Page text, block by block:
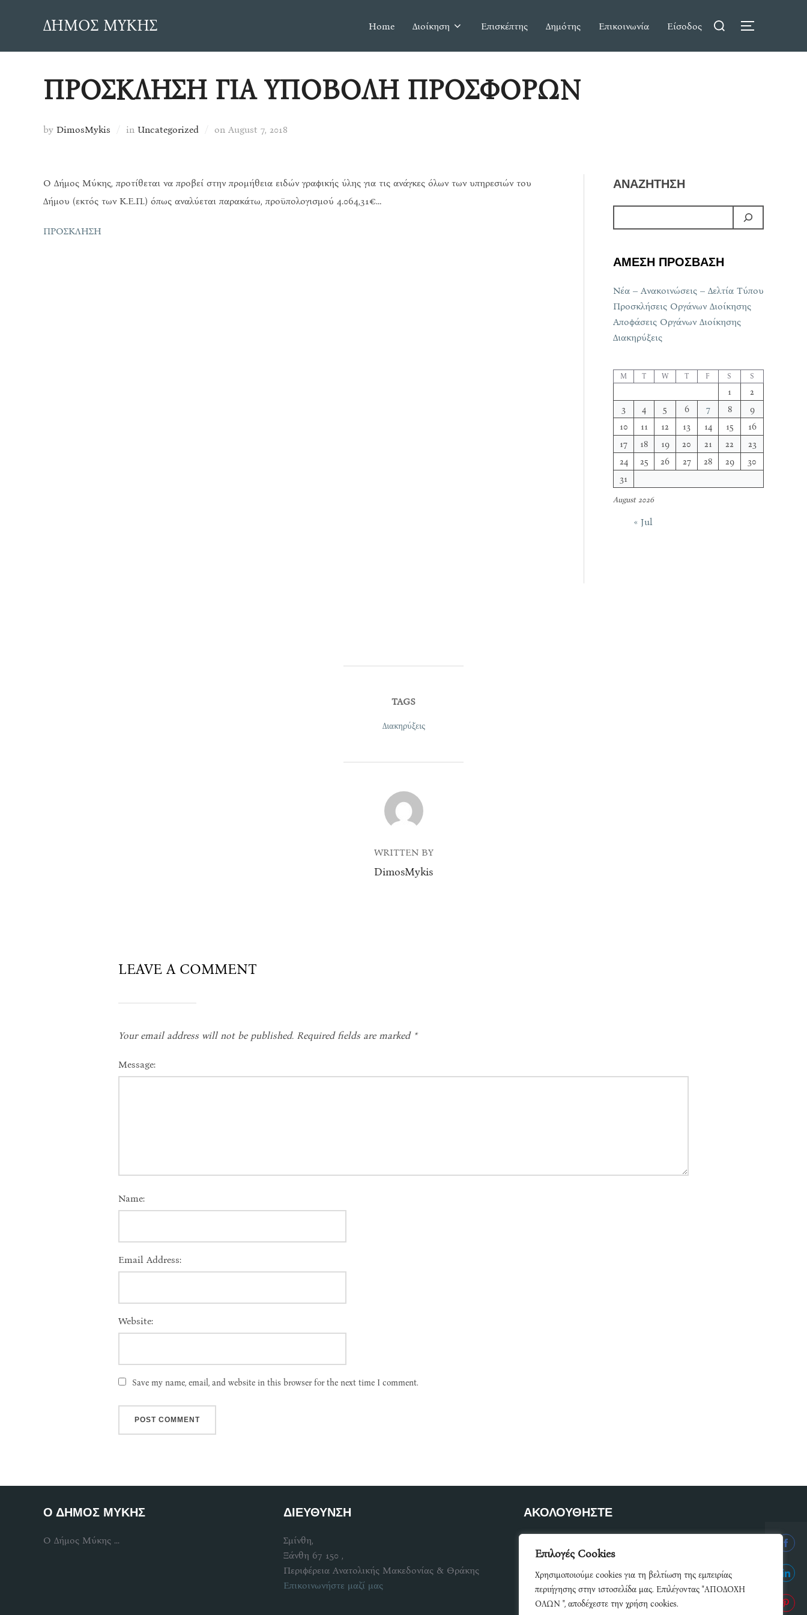
Επιλογές Cookies
Χρησιμοποιούμε cookies για τη βελτίωση της εμπειρίας
περιήγησης στην ιστοσελίδα μας. Επιλέγοντας "ΑΠΟΔΟΧΗ
ΟΛΩΝ ", αποδέχεστε την χρήση cookies.
ΔΗΜΟΣ ΜΥΚΗΣ Home Διοίκηση Επισκέπτης Δημότης Επικοινωνία Είσοδος
Search
TOGGLE
ΠΡΟΣΚΛΗΣΗ ΓΙΑ ΥΠΟΒΟΛΗ ΠΡΟΣΦΟΡΩΝ
by DimosMykis in Uncategorized on Posted
August 7, 2018
Ο Δήμος Μύκης, προτίθεται να προβεί στην προμήθεια ειδών γραφικής ύλης για τις ανάγκες όλων των υπηρεσιών του
Δήμου (εκτός των Κ.Ε.Π.) όπως αναλύεται παρακάτω, προϋπολογισμού 4.064,31€…
ΠΡΟΣΚΛΗΣΗ
ΑΝΑΖΗΤΗΣΗ
ΑΜΕΣΗ ΠΡΟΣΒΑΣΗ
Νέα – Ανακοινώσεις – Δελτία Τύπου
Προσκλήσεις Οργάνων Διοίκησης
Αποφάσεις Οργάνων Διοίκησης
Διακηρύξεις
August 2026
M T W T F S S
1
2
3
4 5 6 7 8
9
10
11 12 13 14 15
16
17
18 19 20 21 22
23
24
25 26 27 28 29
30
31
« Jul
TAGS
Διακηρύξεις
POST AUTHOR
WRITTEN BY
DimosMykis
LEAVE A COMMENT
Your email address will not be published. Required fields are marked *
Message:
Name:
Email Address:
Website:
Save my name, email, and website in this browser for the next time I comment.
Ο ΔΗΜΟΣ ΜΥΚΗΣ
Ο Δήμος Μύκης ...
ΔΙΕΥΘΥΝΣΗ
Σμίνθη,
Ξάνθη 67 150 ,
Περιφέρεια Ανατολικής Μακεδονίας & Θράκης
Επικοινωνήστε μαζί μας
ΑΚΟΛΟΥΘΗΣΤΕ
on
on